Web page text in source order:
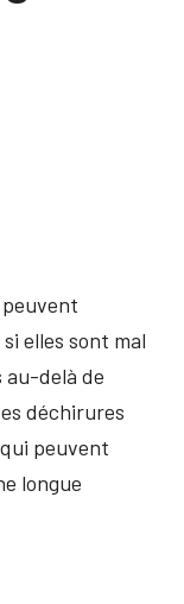
elles sont mal
au-delà de
déchirures
peuvent
longue